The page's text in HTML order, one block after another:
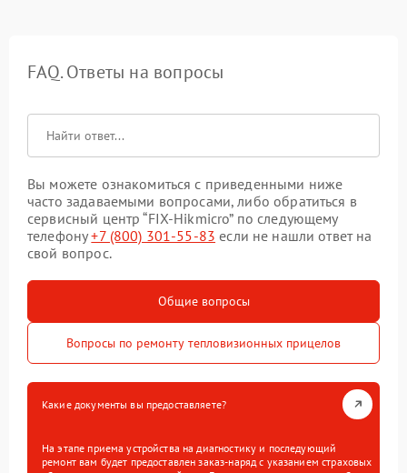
FAQ. Ответы на вопросы
Вы можете ознакомиться с приведенными ниже
часто задаваемыми вопросами, либо обратиться в
сервисный центр “FIX-Hikmicro” по следующему
телефону+7 (800) 301-55-83 если не нашли ответ на
свой вопрос.
Общие вопросы
Вопросы по ремонту тепловизионных прицелов
Какие документы вы предоставляете?
На этапе приема устройства на диагностику и последующий
ремонт вам будет предоставлен заказ-наряд с указанием страховых